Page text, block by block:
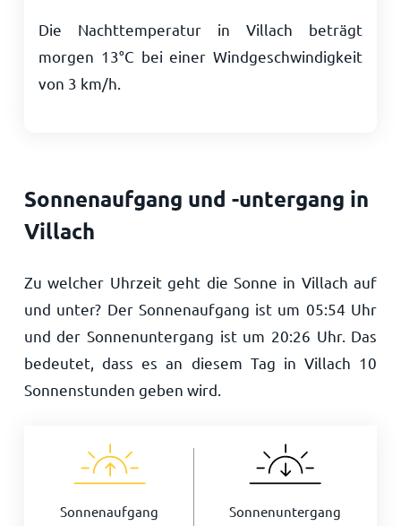
Die Nachttemperatur in Villach beträgt
morgen 13°C bei einer Windgeschwindigkeit
von 3 km/h
Sonnenaufgang und -untergang in
Villach
Zu welcher Uhrzeit geht die Sonne in Villach auf
und unter? Der Sonnenaufgang ist um 05:54 Uhr
und der Sonnenuntergang ist um 20:26 Uhr. Das
bedeutet, dass es an diesem Tag in Villach 10
Sonnenstunden geben wird.
Sonnenaufgang Sonnenuntergang